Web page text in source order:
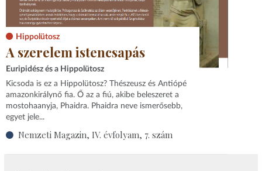
Hippolütosz
A szerelem istencsapás
Euripidész és a Hippolütosz
​Kicsoda is ez a Hippolütosz? Thészeusz és Antiópé
amazonkirálynő fia. Ő az a fiú, akibe beleszeret a
mostohaanyja, Phaidra. Phaidra neve ismerősebb,
egyet jele...
Nemzeti Magazin, IV. évfolyam, 7. szám